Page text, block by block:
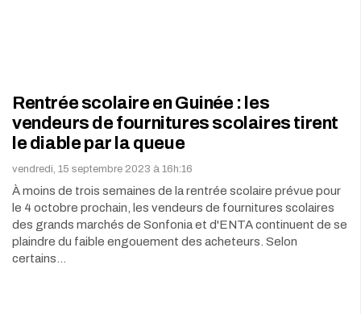
Rentrée scolaire en Guinée : les
vendeurs de fournitures scolaires tirent
le diable par la queue
vendredi, 15 septembre 2023 à 16h:16
À moins de trois semaines de la rentrée scolaire prévue pour
le 4 octobre prochain, les vendeurs de fournitures scolaires
des grands marchés de Sonfonia et d'ENTA continuent de se
plaindre du faible engouement des acheteurs. Selon
certains…